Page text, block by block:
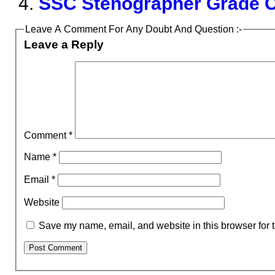
Leave A Comment For Any Doubt And Question :-
Leave a Reply
Comment*
Name *
Email *
Website
Save my name, email, and website in this browser for